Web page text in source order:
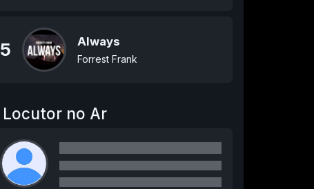
5 Always
Forrest Frank
Locutor no Ar